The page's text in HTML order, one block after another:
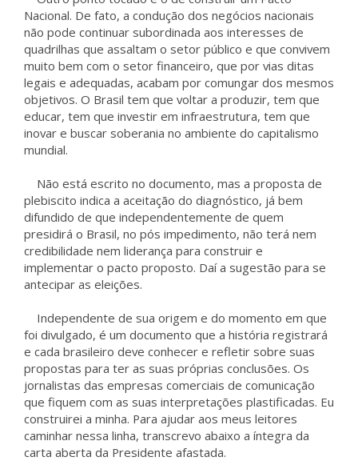
Nacional. De fato, a condução dos negócios nacionais
não pode continuar subordinada aos interesses de
quadrilhas que assaltam o setor público e que convivem
muito bem com o setor financeiro, que por vias ditas
legais e adequadas, acabam por comungar dos mesmos
objetivos. O Brasil tem que voltar a produzir, tem que
educar, tem que investir em infraestrutura, tem que
inovar e buscar soberania no ambiente do capitalismo
mundial.
Não está escrito no documento, mas a proposta de
plebiscito indica a aceitação do diagnóstico, já bem
difundido de que independentemente de quem
presidirá o Brasil, no pós impedimento, não terá nem
credibilidade nem liderança para construir e
implementar o pacto proposto. Daí a sugestão para se
antecipar as eleições.
Independente de sua origem e do momento em que
foi divulgado, é um documento que a história registrará
e cada brasileiro deve conhecer e refletir sobre suas
propostas para ter as suas próprias conclusões. Os
jornalistas das empresas comerciais de comunicação
que fiquem com as suas interpretações plastificadas. Eu
construirei a minha. Para ajudar aos meus leitores
caminhar nessa linha, transcrevo abaixo a íntegra da
carta aberta da Presidente afastada.